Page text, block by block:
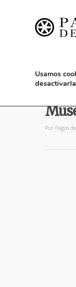
Por Pagos
Usamos